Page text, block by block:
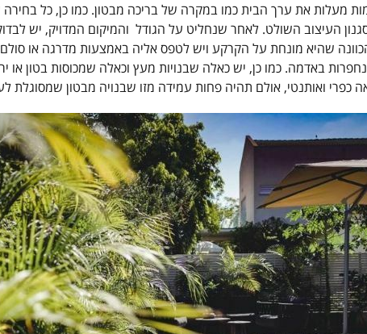
מעלות את ערך הבית כמו במקרה של בריכה מבטון. כמו כן, כל
העיצוב השולט. לאחר שנחליט על הגודל והמיקום המדויק, יש
שהיא מונחת על הקרקע ויש לטפס אליה באמצעות מדרגה או
באדמה. כמו כן, יש כאלה שבנויות מעץ וכאלה שמכוסות בטון או
ואותנטי, אולם תהיה פחות עמידה מזו שבנויה מבטון שמסוגלת